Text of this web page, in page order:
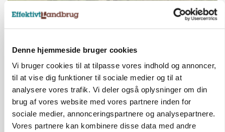
Denne hjemmeside bruger cookies
Vi bruger cookies til at tilpasse vores indhold og annoncer,
til at vise dig funktioner til sociale medier og til at
analysere vores trafik. Vi deler også oplysninger om din
brug af vores website med vores partnere inden for
sociale medier, annonceringspartnere og analysepartnere.
Vores partnere kan kombinere disse data med andre
KVÆG
Snart kan man søge tilskud til naturprojekter